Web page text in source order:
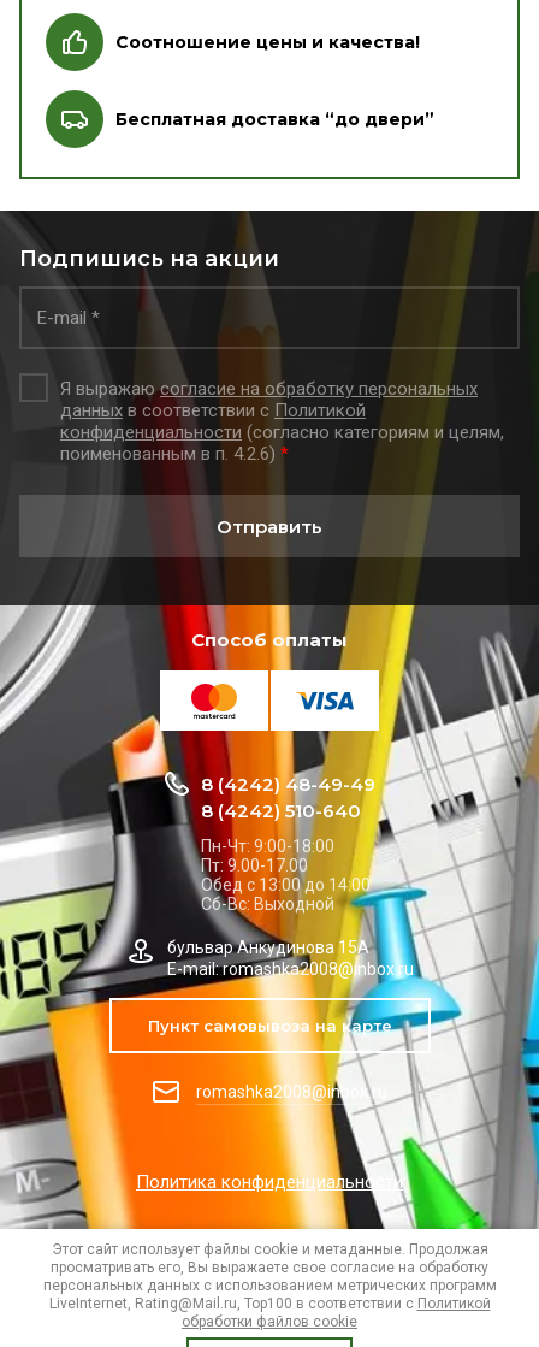
Соотношение цены и качества!
Бесплатная доставка “до двери”
Подпишись на акции
Я выражаюсогласие на обработку персональных
данных в соответствии с Политикой
конфиденциальности (согласно категориям и целям,
поименованным в п. 4.2.6) *
Отправить
Способ оплаты
Политика конфиденциальности
8 (4242) 48-49-49
8 (4242) 510-640
Пн-Чт: 9:00-18:00
Пт: 9.00-17.00
Обед с 13:00 до 14:00
Сб-Вс: Выходной
бульвар Анкудинова 15А
E-mail: romashka2008@inbox.ru
Пункт самовывоза на карте
romashka2008@inbox.ru
Этот сайт использует файлы cookie и метаданные. Продолжая
просматривать его, Вы выражаете свое согласие на обработку
персональных данных с использованием метрических программ
LiveInternet, Rating@Mail.ru, Top100 в соответствии с Политикой
обработки файлов cookie